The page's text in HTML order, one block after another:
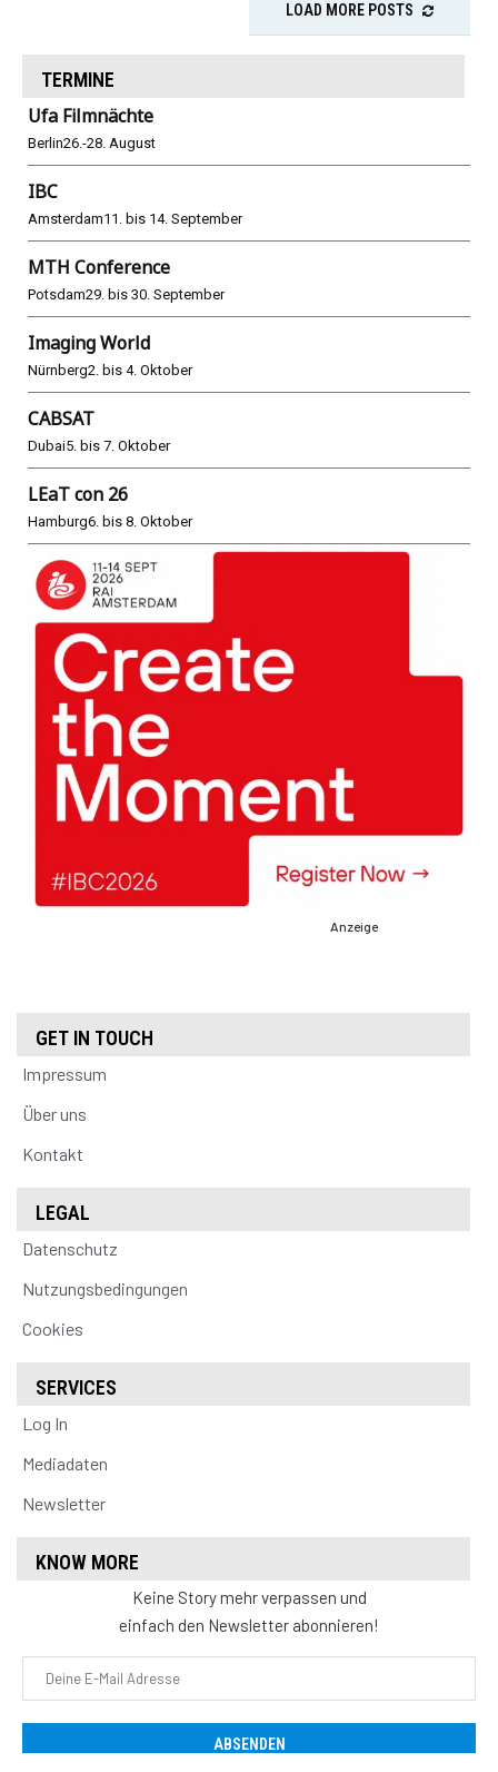
LOAD MORE POSTS
TERMINE
Ufa Filmnächte
Berlin26.-28. August
IBC
Amsterdam11. bis 14. September
MTH Conference
Potsdam29. bis 30. September
Imaging World
Nürnberg2. bis 4. Oktober
CABSAT
Dubai5. bis 7. Oktober
LEaT con 26
Hamburg6. bis 8. Oktober
Anzeige
GET IN TOUCH
Impressum
Über uns
Kontakt
LEGAL
Datenschutz
Nutzungsbedingungen
Cookies
SERVICES
Log In
Mediadaten
Newsletter
KNOW MORE
Keine Story mehr verpassen und
einfach den Newsletter abonnieren!